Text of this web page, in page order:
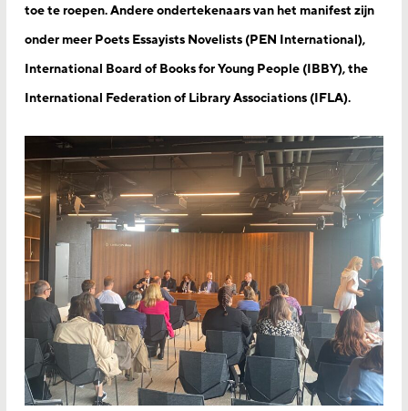
toe te roepen. Andere ondertekenaars van het manifest zijn
onder meer Poets Essayists Novelists (PEN International),
International Board of Books for Young People (IBBY), the
International Federation of Library Associations (IFLA).